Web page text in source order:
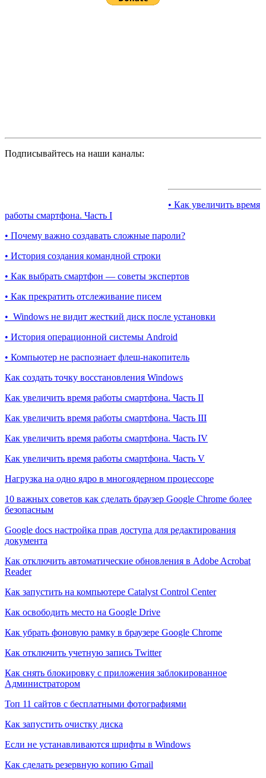
Подписывайтесь на наши каналы:
• Как увеличить время
работы смартфона. Часть I
• Почему важно создавать сложные пароли?
• История создания командной строки
• Как выбрать смартфон — советы экспертов
• Как прекратить отслеживание писем
• Windows не видит жесткий диск после установки
• История операционной системы Android
• Компьютер не распознает флеш-накопитель
Как создать точку восстановления Windows
Как увеличить время работы смартфона. Часть II
Как увеличить время работы смартфона. Часть III
Как увеличить время работы смартфона. Часть IV
Как увеличить время работы смартфона. Часть V
Нагрузка на одно ядро в многоядерном процессоре
10 важных советов как сделать браузер Google Chrome более
безопасным
Google docs настройка прав доступа для редактирования
документа
Как отключить автоматические обновления в Adobe Acrobat
Reader
Как запустить на компьютере Catalyst Control Center
Как освободить место на Google Drive
Как убрать фоновую рамку в браузере Google Chrome
Как отключить учетную запись Twitter
Как снять блокировку с приложения заблокированное
Администратором
Топ 11 сайтов с бесплатными фотографиями
Как запустить очистку диска
Если не устанавливаются шрифты в Windows
Как сделать резервную копию Gmail